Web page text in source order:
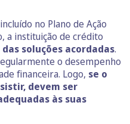
no Plano de Ação
a instituição de crédito
soluções acordadas.
o desempenho
financeira. Logo, se o
devem ser
às suas